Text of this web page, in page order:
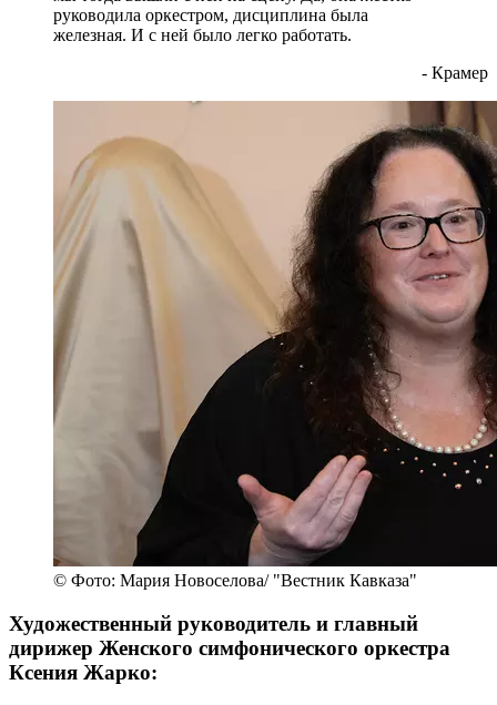
руководила оркестром, дисциплина была
железная. И с ней было легко работать.
- Крамер
© Фото: Мария Новоселова/ "Вестник Кавказа"
Художественный руководитель и главный
дирижер Женского симфонического оркестра
Ксения Жарко: